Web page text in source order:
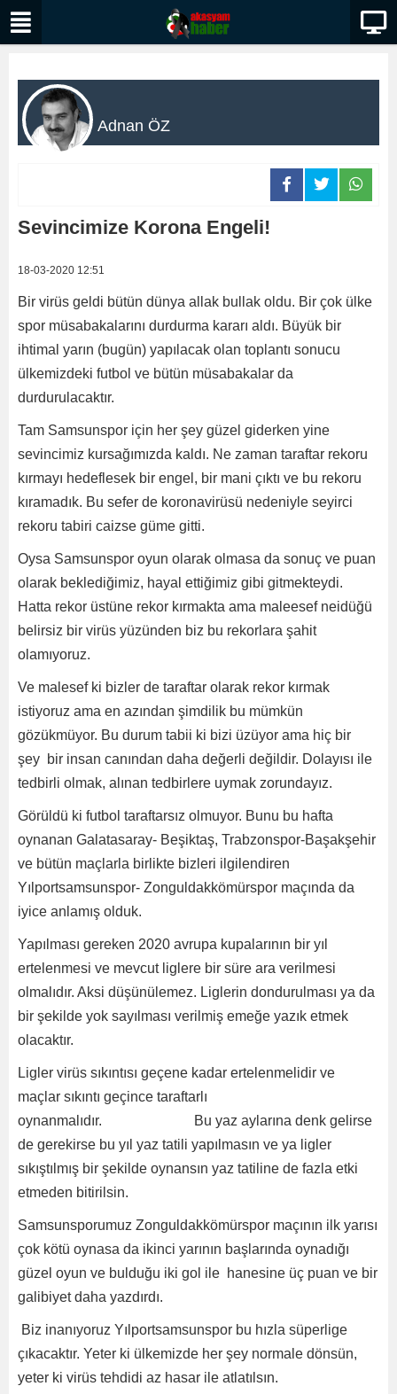
Adnan ÖZ
Sevincimize Korona Engeli!
18-03-2020 12:51
Bir virüs geldi bütün dünya allak bullak oldu. Bir çok ülke
spor müsabakalarını durdurma kararı aldı. Büyük bir
ihtimal yarın (bugün) yapılacak olan toplantı sonucu
ülkemizdeki futbol ve bütün müsabakalar da
durdurulacaktır.
Tam Samsunspor için her şey güzel giderken yine
sevincimiz kursağımızda kaldı. Ne zaman taraftar rekoru
kırmayı hedeflesek bir engel, bir mani çıktı ve bu rekoru
kıramadık. Bu sefer de koronavirüsü nedeniyle seyirci
rekoru tabiri caizse güme gitti.
Oysa Samsunspor oyun olarak olmasa da sonuç ve puan
olarak beklediğimiz, hayal ettiğimiz gibi gitmekteydi.
Hatta rekor üstüne rekor kırmakta ama maleesef neidüğü
belirsiz bir virüs yüzünden biz bu rekorlara şahit
olamıyoruz.
Ve malesef ki bizler de taraftar olarak rekor kırmak
istiyoruz ama en azından şimdilik bu mümkün
gözükmüyor. Bu durum tabii ki bizi üzüyor ama hiç bir
şey bir insan canından daha değerli değildir. Dolayısı ile
tedbirli olmak, alınan tedbirlere uymak zorundayız.
Görüldü ki futbol taraftarsız olmuyor. Bunu bu hafta
oynanan Galatasaray- Beşiktaş, Trabzonspor-Başakşehir
ve bütün maçlarla birlikte bizleri ilgilendiren
Yılportsamsunspor- Zonguldakkömürspor maçında da
iyice anlamış olduk.
Yapılması gereken 2020 avrupa kupalarının bir yıl
ertelenmesi ve mevcut liglere bir süre ara verilmesi
olmalıdır. Aksi düşünülemez. Liglerin dondurulması ya da
bir şekilde yok sayılması verilmiş emeğe yazık etmek
olacaktır.
Ligler virüs sıkıntısı geçene kadar ertelenmelidir ve
maçlar sıkıntı geçince taraftarlı
oynanmalıdır. Bu yaz aylarına denk gelirse
de gerekirse bu yıl yaz tatili yapılmasın ve ya ligler
sıkıştılmış bir şekilde oynansın yaz tatiline de fazla etki
etmeden bitirilsin.
Samsunsporumuz Zonguldakkömürspor maçının ilk yarısı
çok kötü oynasa da ikinci yarının başlarında oynadığı
güzel oyun ve bulduğu iki gol ile hanesine üç puan ve bir
galibiyet daha yazdırdı.
Biz inanıyoruz Yılportsamsunspor bu hızla süperlige
çıkacaktır. Yeter ki ülkemizde her şey normale dönsün,
yeter ki virüs tehdidi az hasar ile atlatılsın.